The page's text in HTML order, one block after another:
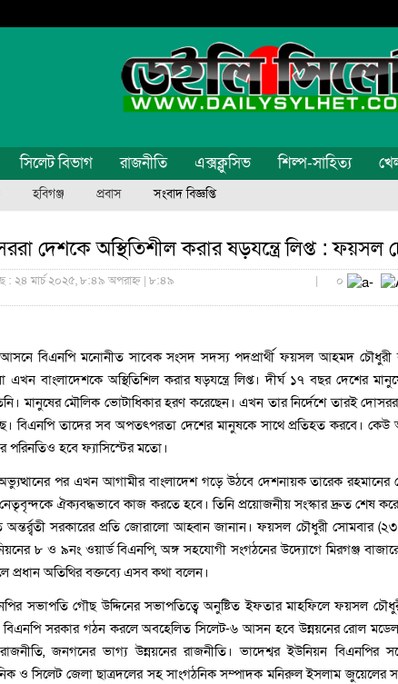
সিলেট বিভাগ রাজনীতি এক্সক্লুসিভ শিল্প-সাহিত্য
হবিগঞ্জ প্রবাস সংবাদ বিজ্ঞপ্তি
দেশকে অস্থিতিশীল করার ষড়যন্ত্রে লিপ্ত : ফয়সল
: ২৪ মার্চ ২০২৫, ৮:৪৯ অপরাহ্ন | ৮:৪৯
| ০
আসনে বিএনপি মনোনীত সাবেক সংসদ সদস্য পদপ্রার্থী ফয়সল আহমদ চৌধুরী
এখন বাংলাদেশকে অস্থিতিশিল করার ষড়যন্ত্রে লিপ্ত। দীর্ঘ ১৭ বছর দেশের
মানুষের মৌলিক ভোটাধিকার হরণ করেছেন। এখন তার নির্দেশে তারই
বিএনপি তাদের সব অপতৎপরতা দেশের মানুষকে সাথে প্রতিহত করবে।
পরিনতিও হবে ফ্যাসিস্টের মতো।
পর এখন আগামীর বাংলাদেশ গড়ে উঠবে দেশনায়ক তারেক রহমানের
ঐক্যবদ্ধভাবে কাজ করতে হবে। তিনি প্রয়োজনীয় সংস্কার দ্রুত শেষ
অন্তর্র্বতী সরকারের প্রতি জোরালো আহ্বান জানান। ফয়সল চৌধুরী সোমবার
৮ ও ৯নং ওয়ার্ড বিএনপি, অঙ্গ সহযোগী সংগঠনের উদ্যোগে মিরগঞ্জ
প্রধান অতিথির বক্তব্যে এসব কথা বলেন।
সভাপতি গৌছ উদ্দিনের সভাপতিত্বে অনুষ্টিত ইফতার মাহফিলে ফয়সল
বিএনপি সরকার গঠন করলে অবহেলিত সিলেট-৬ আসন হবে উন্নয়নের রোল
জনগনের ভাগ্য উন্নয়নের রাজনীতি। ভাদেশ্বর ইউনিয়ন বিএনপির
ও সিলেট জেলা ছাত্রদলের সহ সাংগঠনিক সম্পাদক মনিরুল ইসলাম জুয়েলের